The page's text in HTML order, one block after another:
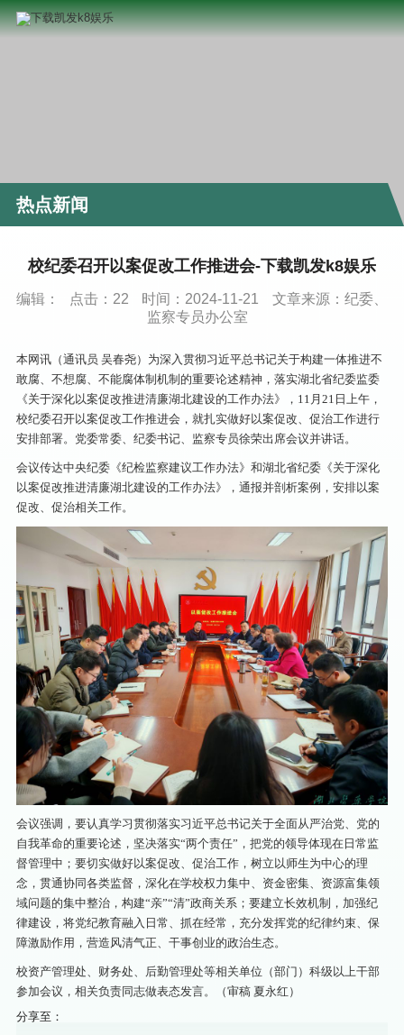
热点新闻
校纪委召开以案促改工作推进会-下载凯发k8娱乐
编辑： 点击： 22 时间：2024-11-21
文章来源：纪委、
监察专员办公室
本网讯（通讯员 吴春尧）为深入贯彻习近平总书记关于构建一体推进不
敢腐、不想腐、不能腐体制机制的重要论述精神，落实湖北省纪委监委
《关于深化以案促改推进清廉湖北建设的工作办法》，11月21日上午，
校纪委召开以案促改工作推进会，就扎实做好以案促改、促治工作进行
安排部署。党委常委、纪委书记、监察专员徐荣出席会议并讲话。
会议传达中央纪委《纪检监察建议工作办法》和湖北省纪委《关于深化
以案促改推进清廉湖北建设的工作办法》，通报并剖析案例，安排以案
促改、促治相关工作。
会议强调，要认真学习贯彻落实习近平总书记关于全面从严治党、党的
自我革命的重要论述，坚决落实“两个责任”，把党的领导体现在日常监
督管理中；要切实做好以案促改、促治工作，树立以师生为中心的理
念，贯通协同各类监督，深化在学校权力集中、资金密集、资源富集领
域问题的集中整治，构建“亲”“清”政商关系；要建立长效机制，加强纪
律建设，将党纪教育融入日常、抓在经常，充分发挥党的纪律约束、保
障激励作用，营造风清气正、干事创业的政治生态。
校资产管理处、财务处、后勤管理处等相关单位（部门）科级以上干部
参加会议，相关负责同志做表态发言。（审稿 夏永红）
分享至：